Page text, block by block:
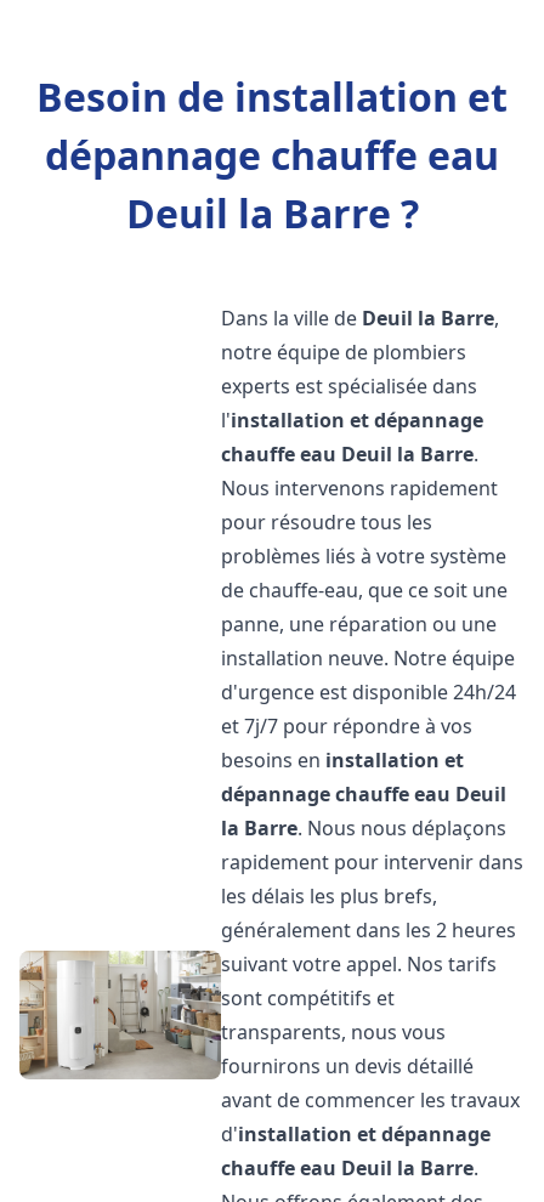
Besoin de installation et
dépannage chauffe eau
Deuil la Barre ?
Dans la ville de Deuil la Barre,
notre équipe de plombiers
experts est spécialisée dans
l'installation et dépannage
chauffe eau Deuil la Barre.
Nous intervenons rapidement
pour résoudre tous les
problèmes liés à votre système
de chauffe-eau, que ce soit une
panne, une réparation ou une
installation neuve. Notre équipe
d'urgence est disponible 24h/24
et 7j/7 pour répondre à vos
besoins en installation et
dépannage chauffe eau Deuil
la Barre. Nous nous déplaçons
rapidement pour intervenir dans
les délais les plus brefs,
généralement dans les 2 heures
suivant votre appel. Nos tarifs
sont compétitifs et
transparents, nous vous
fournirons un devis détaillé
avant de commencer les travaux
d'installation et dépannage
chauffe eau Deuil la Barre.